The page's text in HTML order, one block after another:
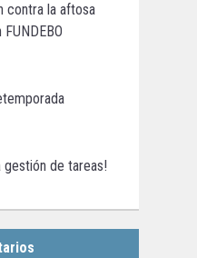
contra la aftosa
gestión de tareas!